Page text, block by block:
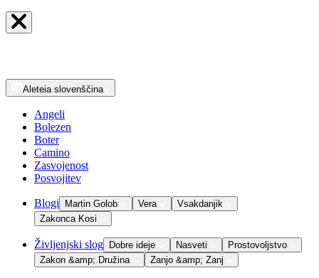
Aleteia slovenščina
Angeli
Bolezen
Boter
Camino
Zasvojenost
Posvojitev
Blogi Martin Golob Vera
Vsakdanjik
Zakonca Kosi
Življenjski slog Dobre ideje Nasveti
Prostovoljstvo
Zakon &amp; Družina
Zanjo &amp; Zanj